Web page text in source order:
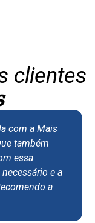
clientes
com a Mais
também
essa
e a
a